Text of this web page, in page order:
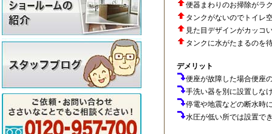
便器まわりのお掃除がラ
タンクがないのでトイレ
見た目デザインがカッコ
タンクに水がたまるのを
デメリット
便座が故障した場合便座
手洗い器を別に設置しな
停電や地震などの断水時
水圧が低い所では設置で